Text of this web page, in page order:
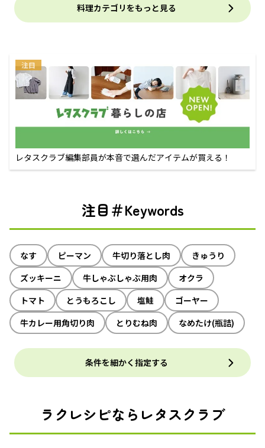
料理カテゴリをもっと見る
注目
レタスクラブ編集部員が本音で選んだアイテムが買える！
注目＃Keywords
なす ピーマン 牛切り落とし肉
きゅうり
ズッキーニ
牛しゃぶしゃぶ用肉
オクラ
トマト
とうもろこし 塩鮭
ゴーヤー
牛カレー用角切り肉
とりむね肉 なめたけ(瓶詰)
条件を細かく指定する
ラクレシピならレタスクラブ